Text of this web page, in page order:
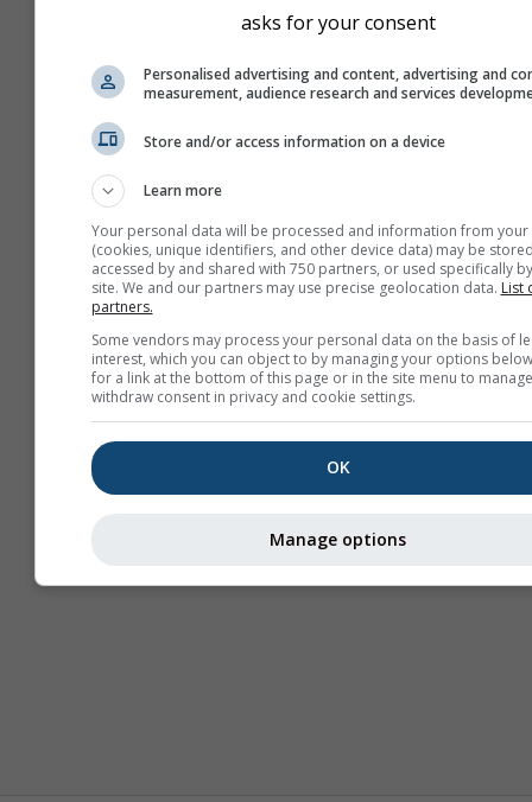
Více informací
asks for your consent
Personalised advertising and content, advertising and
measurement, audience research and services
Store and/or access information on a device
Learn more
Your personal data will be processed and information from your
(cookies, unique identifiers, and other device data) may be
accessed by and shared with 750 partners, or used specifically
site. We and our partners may use precise geolocation data. List
partners.
Some vendors may process your personal data on the basis of
interest, which you can object to by managing your options
for a link at the bottom of this page or in the site menu to
withdraw consent in privacy and cookie settings.
OK
Manage options